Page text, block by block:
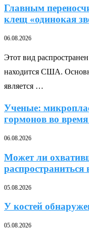
Главным
клещ «одинокая
06.08.2026
Этот вид
находится США.
является …
Ученые:
гормонов во
06.08.2026
Может ли
распространиться
05.08.2026
У костей
05.08.2026